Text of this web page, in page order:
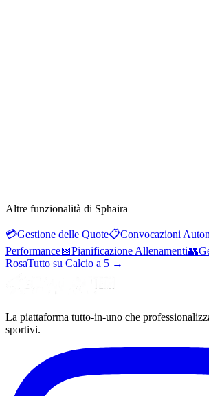
Altre funzionalità di Sphaira
💳Gestione delle Quote📋Convocazioni
Performance📅Pianificazione Allenamenti👥
RosaTutto su Calcio a 5 →
La piattaforma tutto-in-uno che
sportivi.